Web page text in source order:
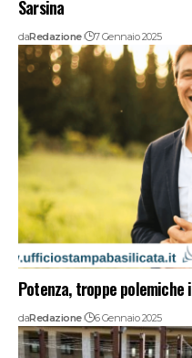
Sarsina
daRedazione 7 Gennaio 2025
Potenza, troppe
daRedazione 6 Gennaio 2025